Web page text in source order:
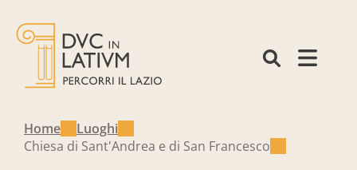
Home
Luoghi
Chiesa di Sant'Andrea e di San Francesco